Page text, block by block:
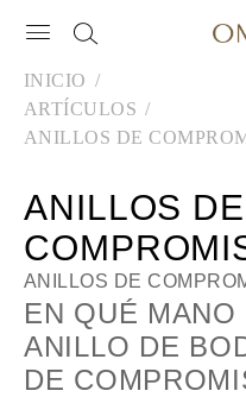
INICIO
ARTÍCULOS
ANILLOS DE
ANILLOS DE
ANILLOS DE
EN QUÉ
ANILLO DE
DE